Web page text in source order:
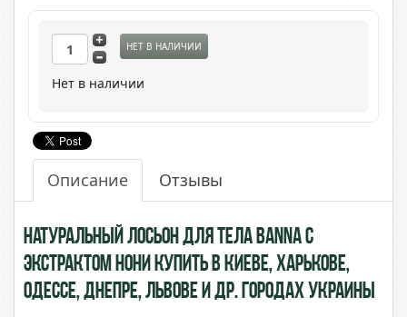
НЕТ В НАЛИЧИИ
Нет в наличии
Описание Отзывы
Натуральный лосьон для тела BANNA с
экстрактом Нони купить в Киеве, Харькове,
Одессе, Днепре, Львове и др. городах Украины